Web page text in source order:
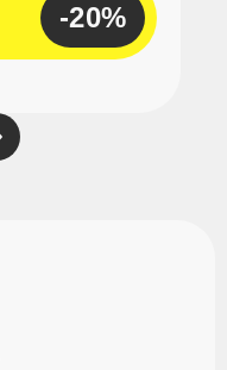
-20%